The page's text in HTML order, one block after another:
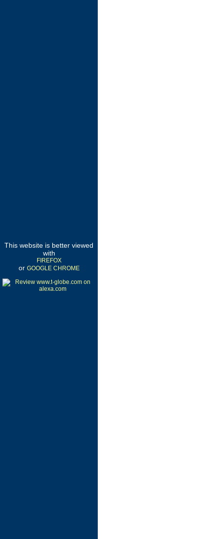
This website is better viewed
with
FIREFOX
or GOOGLE CHROME